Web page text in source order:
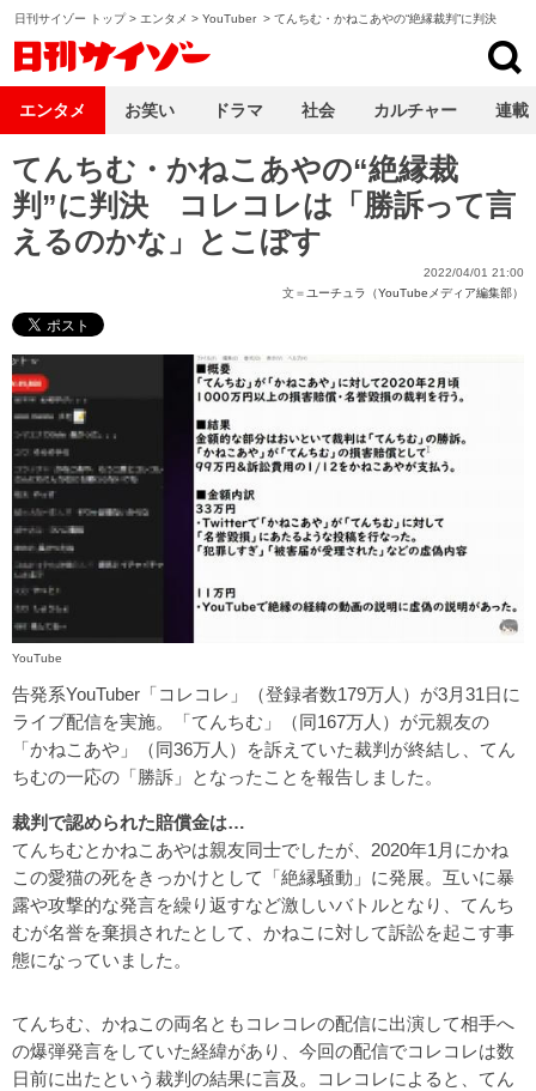
日刊サイゾー トップ> エンタメ > YouTuber > てんちむ・かねこあやの“絶縁裁判”に判決
てんちむ・かねこあやの“絶縁裁
判”に判決 コレコレは「勝訴って言
えるのかな」とこぼす
2022/04/01 21:00
文＝ ユーチュラ（YouTubeメディア編集部）
YouTube
告発系YouTuber「コレコレ」（登録者数179万人）が3月31日に
ライブ配信を実施。「てんちむ」（同167万人）が元親友の
「かねこあや」（同36万人）を訴えていた裁判が終結し、てん
ちむの一応の「勝訴」となったことを報告しました。
裁判で認められた賠償金は…
てんちむとかねこあやは親友同士でしたが、2020年1月にかね
この愛猫の死をきっかけとして「絶縁騒動」に発展。互いに暴
露や攻撃的な発言を繰り返すなど激しいバトルとなり、てんち
むが名誉を棄損されたとして、かねこに対して訴訟を起こす事
態になっていました。
てんちむ、かねこの両名ともコレコレの配信に出演して相手へ
の爆弾発言をしていた経緯があり、今回の配信でコレコレは数
日前に出たという裁判の結果に言及。コレコレによると、てん
エンタメ お笑い ドラマ 社会 カルチャー 連載